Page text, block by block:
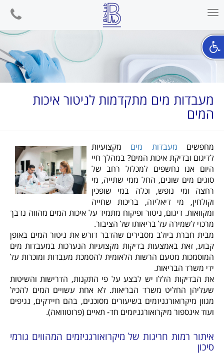
Toggle
phone
מעבדות מים מתקדמות לניטור איכות
המים
מחפשים מעבדות מים מקצועיות
לדיגום ובדיקת איכות המים? במהלך חיי
היום אנו נחשפים למכלול רחב של
סוגים מים שונים, החל ממי שתייה, מי
רחצה ומי נופש, וכלה במי שופכין
וקולחין, מי דיאליזה, בריכות שחייה
ומקוואות. דיגום, ניטור ופיקוח מתמיד על איכות המים מהווה נדבך
מרכזי לשמירה על בריאותו של הציבור.
מבית חברת ביולב מסבירים שהדבר דורש את ניטור המים באופן
קבוע, זאת באמצעות בדיקות מקצועיות הנערכות במעבדות מים
המוסמכות מטעם הרשות הלאומית להסמכת מעבדות ומוכרות על
ידי משרד הבריאות.
את הבדיקות הללו יש לבצע על פי התקנות, הדרישות והשיטות
שעליהן החליט משרד הבריאות. לא אחת עשויים המים להכיל
מגוון מיקרואורגניזמים בשיעורים מסוכנים, בהם חיידקים, נגיפים
ועוד אינספור מיקרואורגניזמים חד- תאיים (פרוטוזואה).
איתור רמות חריגות של מיקרואורגניזמים המהווים גורמי
סיכון